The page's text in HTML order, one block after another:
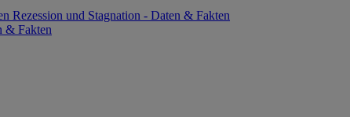
Rezession und Stagnation - Daten & Fakten
& Fakten